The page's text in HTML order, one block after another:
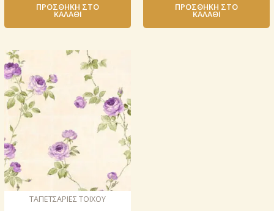
ΠΡΟΣΘΉΚΗ ΣΤΟ
ΚΑΛΆΘΙ
ΠΡΟΣΘΉΚΗ ΣΤΟ
ΚΑΛΆΘΙ
ΤΑΠΕΤΣΑΡΙΕΣ ΤΟΙΧΟΥ